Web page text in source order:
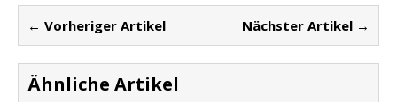
← Vorheriger Artikel Nächster Artikel →
Ähnliche Artikel